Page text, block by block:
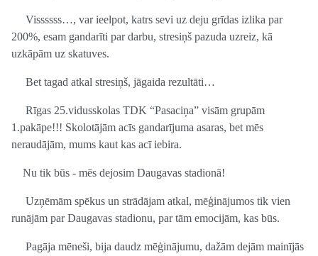
Vissssss…, var ieelpot, katrs sevi uz deju grīdas izlika par
200%, esam gandarīti par darbu, stresiņš pazuda uzreiz, kā
uzkāpām uz skatuves.
Bet tagad atkal stresiņš, jāgaida rezultāti…
Rīgas 25.vidusskolas TDK “Pasaciņa” visām grupām
1.pakāpe!!! Skolotājām acīs gandarījuma asaras, bet mēs
neraudājām, mums kaut kas acī iebira.
Nu tik būs - mēs dejosim Daugavas stadionā!
Uzņēmām spēkus un strādājam atkal, mēģinājumos tik vien
runājām par Daugavas stadionu, par tām emocijām, kas būs.
Pagāja mēneši, bija daudz mēģinājumu, dažām dejām mainījās